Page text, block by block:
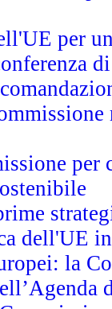
per
dell'UE
la